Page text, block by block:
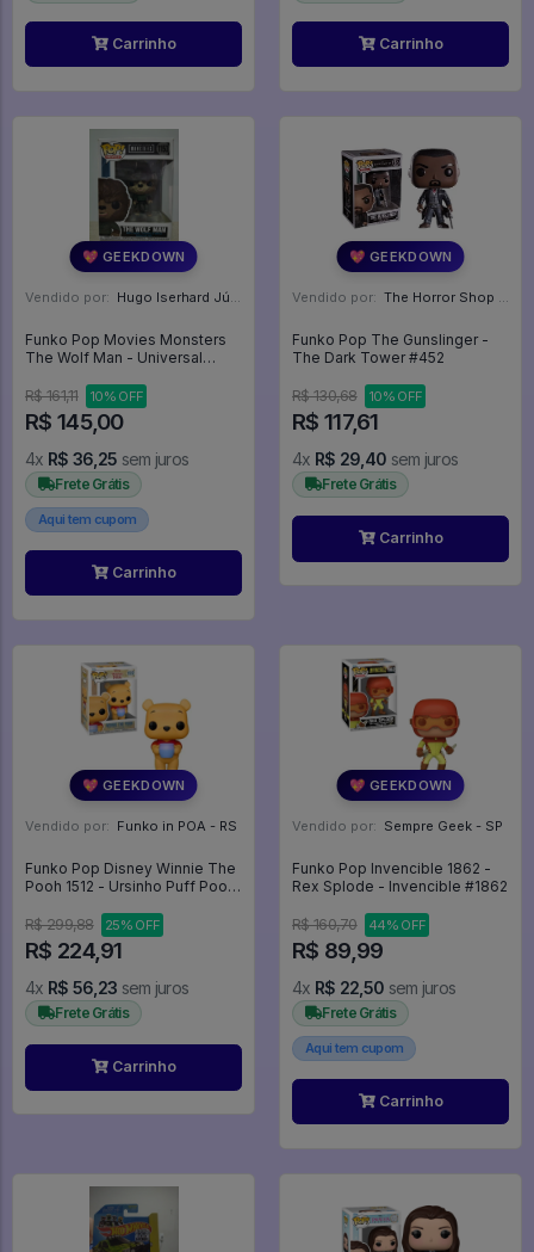
Carrinho Carrinho
💖 GEEKDOWN
Vendido por: Hugo Iserhard Júnior - RS
Funko Pop Movies Monsters
The Wolf Man - Universal
R$ 161,11
10% OFF
R$ 145,00
4x R$ 36,25 sem juros
Frete Grátis
Aqui tem cupom
Carrinho
💖 GEEKDOWN
Vendido por: The Horror Shop - Colecionáveis - MG
Funko Pop The Gunslinger -
The Dark Tower #452
R$ 130,68 10% OFF
R$ 117,61
4x R$ 29,40 sem juros
Frete Grátis
Carrinho
💖 GEEKDOWN
Vendido por: Funko in POA - RS
Funko Pop Disney Winnie The
Pooh 1512 - Ursinho Puff Pooh
R$ 299,88
25% OFF
R$ 224,91
4x R$ 56,23 sem juros
Frete Grátis
Carrinho
💖 GEEKDOWN
Vendido por: Sempre Geek - SP
Funko Pop Invencible 1862 -
Rex Splode - Invencible #1862
R$ 160,70 44% OFF
R$ 89,99
4x R$ 22,50 sem juros
Frete Grátis
Aqui tem cupom
Carrinho